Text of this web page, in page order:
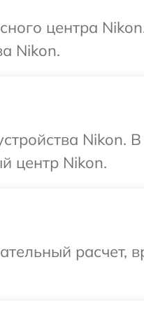
центра
Nikon.
Nikon.
центр Nikon.
расчет,